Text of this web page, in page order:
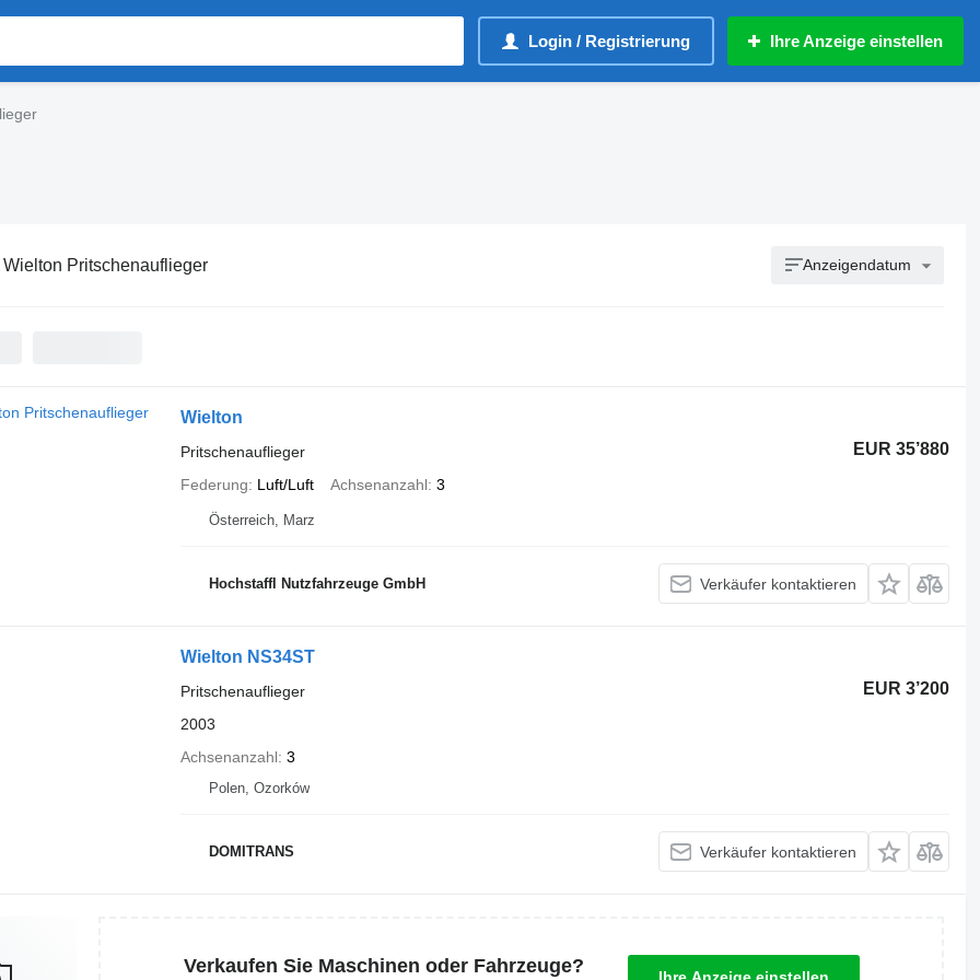
Login / Registrierung Ihre Anzeige einstellen
Wielton Pritschenauflieger Anzeigendatum
Wielton
EUR 35’880
Pritschenauflieger
Federung
Luft/Luft Achsenanzahl 3
Österreich, Marz
Hochstaffl Nutzfahrzeuge GmbH Verkäufer kontaktieren
Wielton NS34ST
EUR 3’200
Pritschenauflieger
2003
Achsenanzahl 3
Polen, Ozorków
DOMITRANS Verkäufer kontaktieren
Verkaufen Sie Maschinen oder Fahrzeuge?